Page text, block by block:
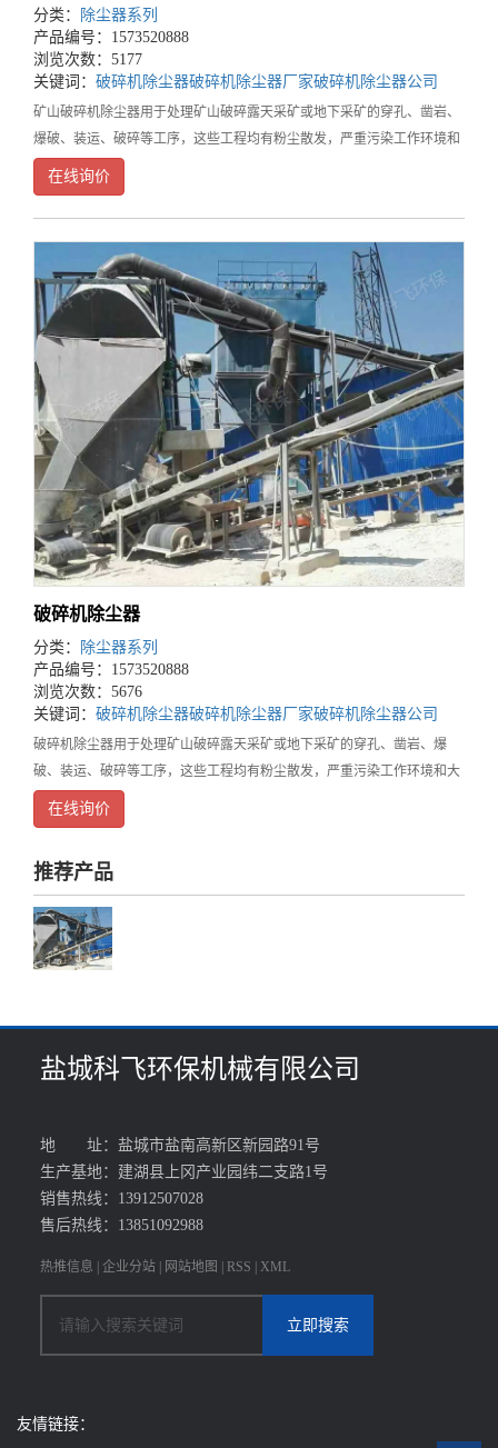
分类：
除尘器系列
产品编号：1573520888
浏览次数：5177
关键词： 破碎机除尘器破碎机除尘器厂家破碎机除尘器公司
矿山破碎机除尘器用于处理矿山破碎露天采矿或地下采矿的穿孔、凿岩、
爆破、装运、破碎等工序，这些工程均有粉尘散发，严重污染工作环境和
大气环境。破碎机除尘器的工作好坏，不仅直接影响到除尘系统的可靠运
行，还关系到生产系统的正常运行、车间厂区和周边居
在线询价
破碎机除尘器
分类：
除尘器系列
产品编号：1573520888
浏览次数：5676
关键词： 破碎机除尘器破碎机除尘器厂家破碎机除尘器公司
破碎机除尘器用于处理矿山破碎露天采矿或地下采矿的穿孔、凿岩、爆
破、装运、破碎等工序，这些工程均有粉尘散发，严重污染工作环境和大
气环境。破碎机除尘器的工作好坏，不仅直接影响到除尘系统的可靠运
行，还关系到生产系统的正常运行、车间厂区和周边居民的
在线询价
推荐产品
盐城科飞环保机械有限公司
地 址：盐城市盐南高新区新园路91号
生产基地：建湖县上冈产业园纬二支路1号
销售热线：13912507028
售后热线：13851092988
热推信息 | 企业分站 | 网站地图 | RSS | XML
友情链接：